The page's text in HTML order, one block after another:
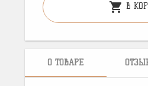
shopping_cart В
О ТОВАРЕ